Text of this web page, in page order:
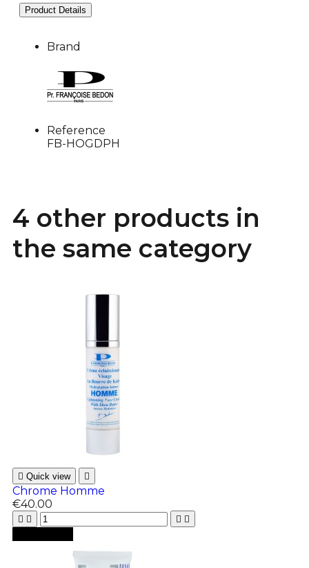
Product Details
Brand
Reference
FB-HOGDPH
4 other products in
the same category
 Quick view 
Chrome Homme
€40.00
   